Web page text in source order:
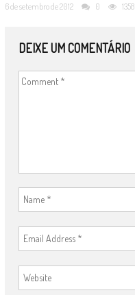
6 de setembro de 2012 0 1358
DEIXE UM COMENTÁRIO